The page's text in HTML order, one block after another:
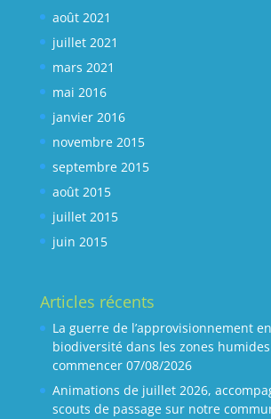
août 2021
juillet 2021
mars 2021
mai 2016
janvier 2016
novembre 2015
septembre 2015
août 2015
juillet 2015
juin 2015
Articles récents
La guerre de l’approvisionnement
biodiversité dans les zones
commencer 07/08/2026
Animations de juillet 2026,
scouts de passage sur notre